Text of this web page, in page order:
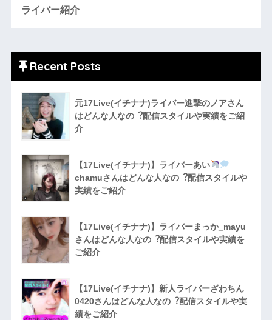
ライバー紹介
Recent Posts
元17Live(イチナナ)ライバー進撃のノアさん
はどんな人なの︖配信スタイルや実績をご紹
介
【17Live(イチナナ)】ライバーあい
chamuさんはどんな人なの︖配信スタイルや
実績をご紹介
【17Live(イチナナ)】ライバーまっか_mayu
さんはどんな人なの︖配信スタイルや実績を
ご紹介
【17Live(イチナナ)】新人ライバーざわちん
0420さんはどんな人なの︖配信スタイルや実
績をご紹介